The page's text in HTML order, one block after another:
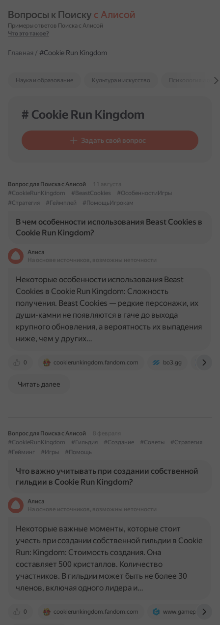
Вопросы к Поиску с Алисой
Примеры ответов Поиска с Алисой
Что это такое?
Главная / #Cookie Run Kingdom
Наука и образование Культура и искусство Психология и
# Cookie Run Kingdom
Задать свой вопрос
Вопрос для Поиска с Алисой
11 августа
#CookieRunKingdom
#BeastCookies
#ОсобенностиИгры
#Стратегия
#Геймплей #ПомощьИгрокам
В чем особенности использования Beast Cookies в
Cookie Run Kingdom?
Алиса
На основе источников, возможны неточности
0 cookierunkingdom.fandom.com bo3.gg
Некоторые особенности использования Beast
Cookies в Cookie Run Kingdom: Сложность
получения. Beast Cookies — редкие персонажи, их
души-камни не появляются в гаче до выхода
крупного обновления, а вероятность их выпадения
ниже, чем у других…
Читать далее
Вопрос для Поиска с Алисой
8 февраля
#CookieRunKingdom
#Гильдия #Создание #Советы
#Стратегия
#Гейминг
#Игры #Помощь
Что важно учитывать при создании собственной
гильдии в Cookie Run Kingdom?
Алиса
На основе источников, возможны неточности
0 cookierunkingdom.fandom.com www.gamepur.com
Некоторые важные моменты, которые стоит
учесть при создании собственной гильдии в Cookie
Run: Kingdom: Стоимость создания. Она
составляет 500 кристаллов. Количество
участников. В гильдии может быть не более 30
членов, включая одного лидера и…